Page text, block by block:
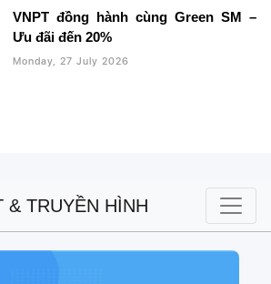
VNPT đồng hành cùng Green SM –
Ưu đãi đến 20%
Monday, 27 July 2026
& TRUYỀN HÌNH